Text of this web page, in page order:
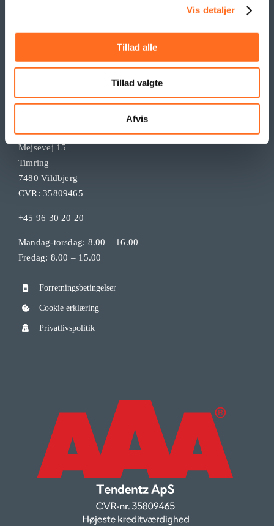
Vis detaljer
Tillad alle
Tillad valgte
Afvis
KONTAKT
Tendentz ApS
Mejsevej 15
Timring
7480 Vildbjerg
CVR: 35809465
+45 96 30 20 20
Mandag-torsdag: 8.00 – 16.00
Fredag: 8.00 – 15.00
Forretningsbetingelser
Cookie erklæring
Privatlivspolitik